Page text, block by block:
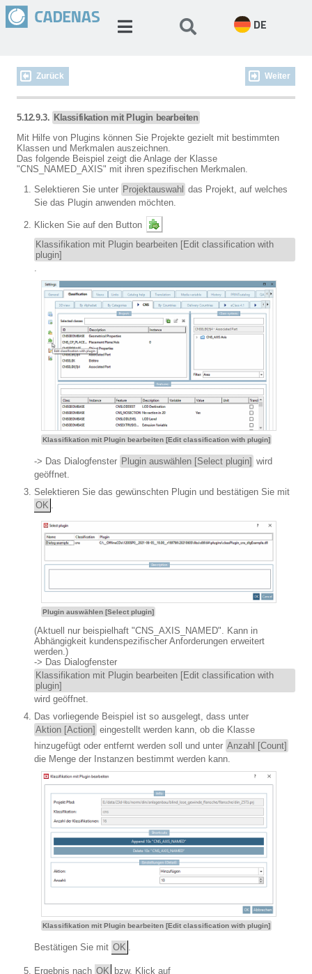
DE
Zurück Weiter
5.12.9.3. Klassifikation mit Plugin bearbeiten
Mit Hilfe von Plugins können Sie Projekte gezielt mit bestimmten
Klassen und Merkmalen auszeichnen.
Das folgende Beispiel zeigt die Anlage der Klasse
"CNS_NAMED_AXIS" mit ihren spezifischen Merkmalen.
Selektieren Sie unter Projektauswahl das Projekt, auf welches
Sie das Plugin anwenden möchten.
Klicken Sie auf den Button
Klassifikation mit Plugin bearbeiten [Edit classification with
plugin]
.
Klassifikation mit Plugin bearbeiten [Edit classification with plugin]
-> Das Dialogfenster Plugin auswählen [Select plugin] wird
geöffnet.
Selektieren Sie das gewünschten Plugin und bestätigen Sie mit
OK .
Plugin auswählen [Select plugin]
(Aktuell nur beispielhaft "CNS_AXIS_NAMED". Kann in
Abhängigkeit kundenspezifischer Anforderungen erweitert
werden.)
-> Das Dialogfenster
Klassifikation mit Plugin bearbeiten [Edit classification with
plugin]
wird geöffnet.
Das vorliegende Beispiel ist so ausgelegt, dass unter
Aktion [Action] eingestellt werden kann, ob die Klasse
hinzugefügt oder entfernt werden soll und unter Anzahl [Count]
die Menge der Instanzen bestimmt werden kann.
Klassifikation mit Plugin bearbeiten [Edit classification with plugin]
Bestätigen Sie mit OK .
Ergebnis nach OK
bzw. Klick auf